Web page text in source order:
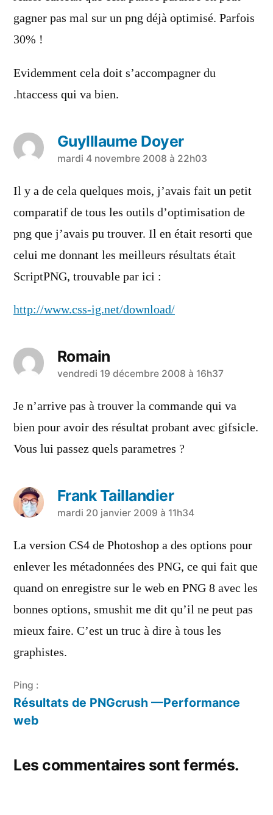
gagner pas mal sur un png déjà optimisé. Parfois
30% !
Evidemment cela doit s’accompagner du
.htaccess qui va bien.
Guylllaume Doyer
a
dit :
mardi 4 novembre 2008 à 22h03
Il y a de cela quelques mois, j’avais fait un petit
comparatif de tous les outils d’optimisation de
png que j’avais pu trouver. Il en était resorti que
celui me donnant les meilleurs résultats était
ScriptPNG, trouvable par ici :
http://www.css-ig.net/download/
Romain
a
dit :
vendredi 19 décembre 2008 à 16h37
Je n’arrive pas à trouver la commande qui va
bien pour avoir des résultat probant avec gifsicle.
Vous lui passez quels parametres ?
Frank Taillandier
a
dit :
mardi 20 janvier 2009 à 11h34
La version CS4 de Photoshop a des options pour
enlever les métadonnées des PNG, ce qui fait que
quand on enregistre sur le web en PNG 8 avec les
bonnes options, smushit me dit qu’il ne peut pas
mieux faire. C’est un truc à dire à tous les
graphistes.
Ping :
Résultats de PNGcrush —Performance
web
Les commentaires sont fermés.